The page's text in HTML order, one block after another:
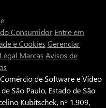
Consumidor Entre em
e Cookies Gerenciar
Marcas Avisos de
de Software e Vídeo
São Paulo, Estado de São
Kubitschek, nº 1.909,